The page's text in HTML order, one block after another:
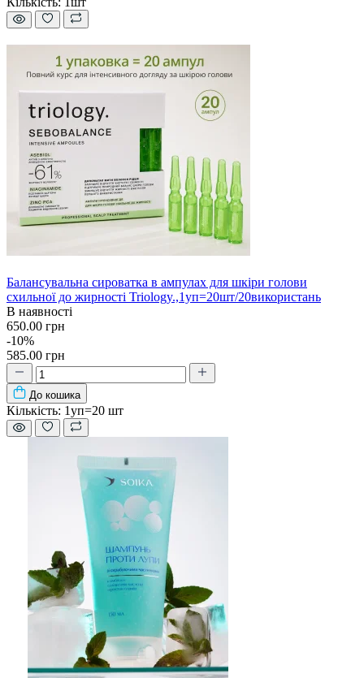
Балансувальна сироватка в ампулах для шкіри голови
схильної до жирності Triology.,1уп=20шт/20використань
В наявності
650.00 грн
-10%
585.00 грн
До кошика
Кількість: 1уп=20 шт